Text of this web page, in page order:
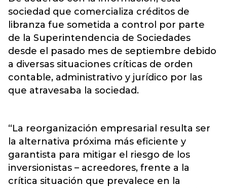
sociedad que comercializa créditos de
libranza fue sometida a control por parte
de la Superintendencia de Sociedades
desde el pasado mes de septiembre debido
a diversas situaciones críticas de orden
contable, administrativo y jurídico por las
que atravesaba la sociedad.
“La reorganización empresarial resulta ser
la alternativa próxima más eficiente y
garantista para mitigar el riesgo de los
inversionistas – acreedores, frente a la
crítica situación que prevalece en la